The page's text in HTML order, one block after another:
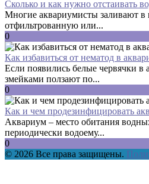
Сколько и как нужно отстаивать
Многие аквариумисты заливают в
отфильтрованную или...
0
Как избавиться от нематод в
Если появились белые червячки в
змейками ползают по...
0
Как и чем продезинфицировать
Аквариум – место обитания
периодически водоему...
0
© 2026 Все права защищены.